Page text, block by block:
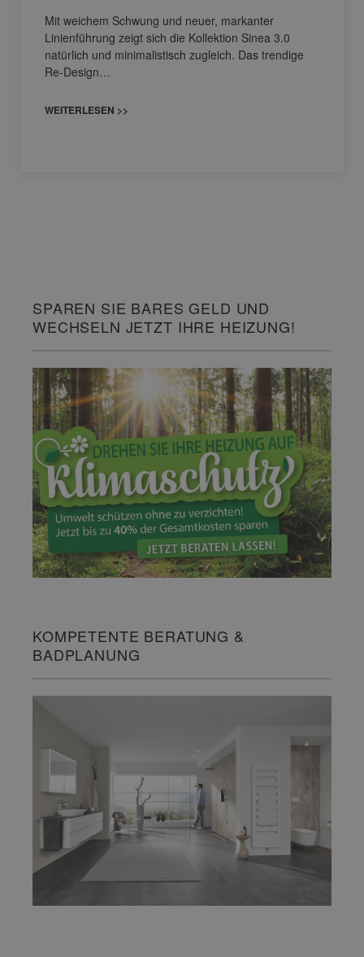
Mit weichem Schwung und neuer, markanter
Linienführung zeigt sich die Kollektion Sinea 3.0
natürlich und minimalistisch zugleich. Das trendige
Re-Design…
WEITERLESEN >>
SPAREN SIE BARES GELD UND
WECHSELN JETZT IHRE HEIZUNG!
KOMPETENTE BERATUNG &
BADPLANUNG